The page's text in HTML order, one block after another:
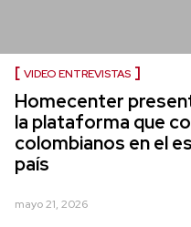
VIDEO ENTREVISTAS
Homecenter
la plataforma que
colombianos en el
país
mayo 21, 2026